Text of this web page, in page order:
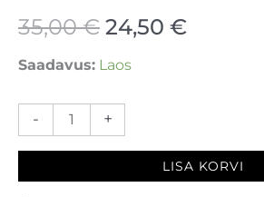
35,00€ 24,50 €
Saadavus: Laos
- +
LISA KORVI